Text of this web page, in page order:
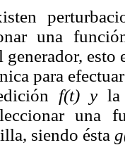
una
esto
para
f(t) y
una
siendo ésta